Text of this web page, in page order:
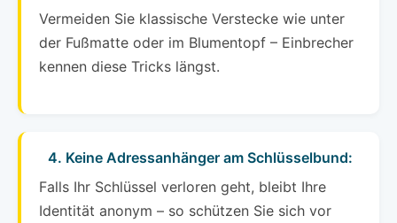
Vermeiden Sie klassische Verstecke wie unter
der Fußmatte oder im Blumentopf – Einbrecher
kennen diese Tricks längst.
4. Keine Adressanhänger am Schlüsselbund:
Falls Ihr Schlüssel verloren geht, bleibt Ihre
Identität anonym – so schützen Sie sich vor